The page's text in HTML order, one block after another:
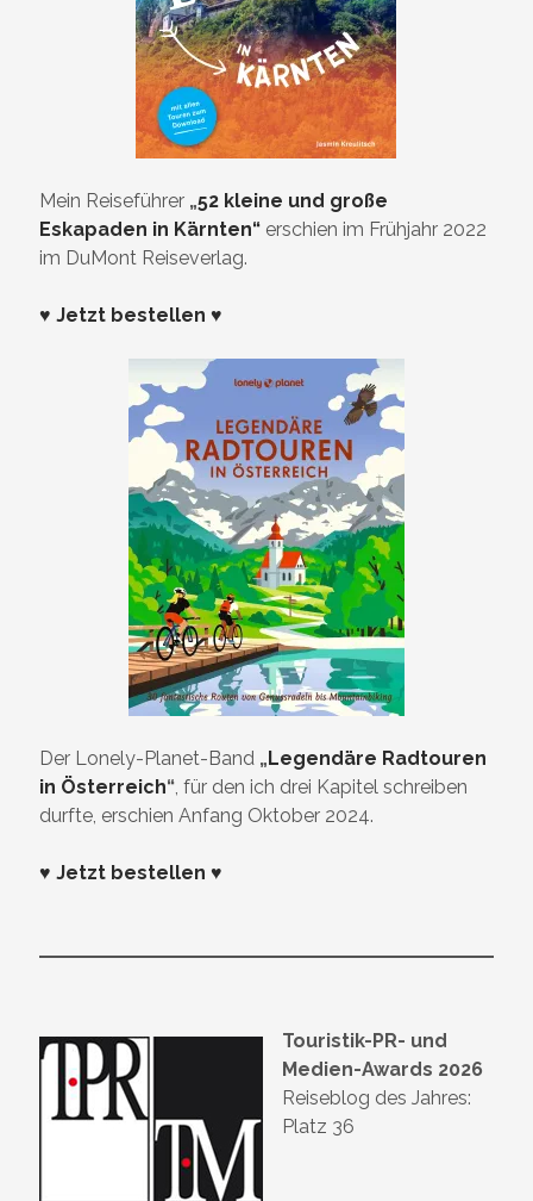
Mein Reiseführer „52 kleine und große
Eskapaden in Kärnten“ erschien im Frühjahr 2022
im DuMont Reiseverlag.
♥ Jetzt bestellen ♥
Der Lonely-Planet-Band „Legendäre Radtouren
in Österreich“, für den ich drei Kapitel schreiben
durfte, erschien Anfang Oktober 2024.
♥ Jetzt bestellen ♥
Touristik-PR- und
Medien-Awards 2026
Reiseblog des Jahres:
Platz 36